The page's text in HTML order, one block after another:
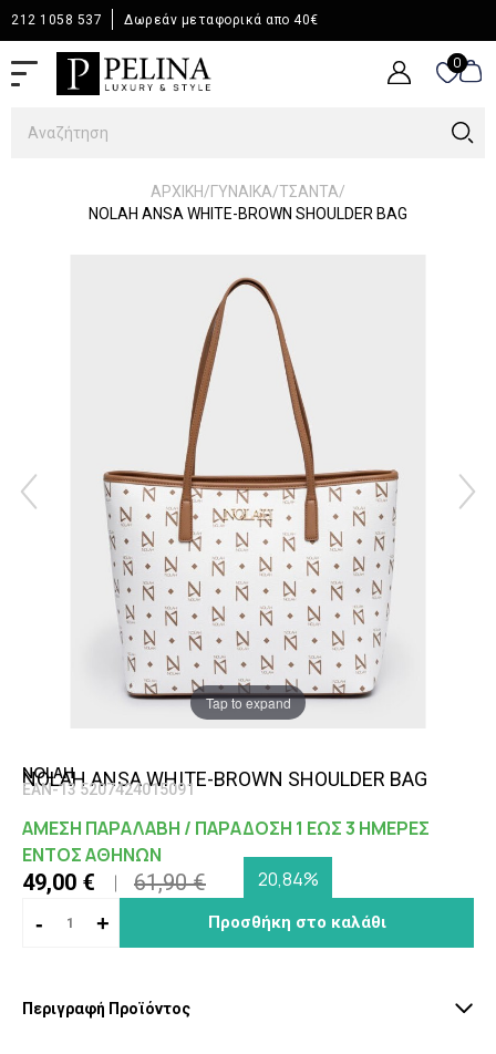
212 1058 537 Δωρεάν μεταφορικά απο 40€
0
0
ΑΡΧΙΚΉ/ΓΥΝΑΙΚΑ/ΤΣΑΝΤΑ/
NOLAH ANSA WHITE-BROWN SHOULDER BAG
Tap to expand
NOLAH
NOLAH ANSA WHITE-BROWN SHOULDER BAG
EAN-13 5207424015091
ΑΜΕΣΗ ΠΑΡΑΛΑΒΗ / ΠΑΡΑΔΟΣΗ 1 ΕΩΣ 3 ΗΜΕΡΕΣ
ΕΝΤΟΣ ΑΘΗΝΩΝ
49,00 € 61,90 €
20,84%
-
+ Προσθήκη στο καλάθι
Περιγραφή Προϊόντος